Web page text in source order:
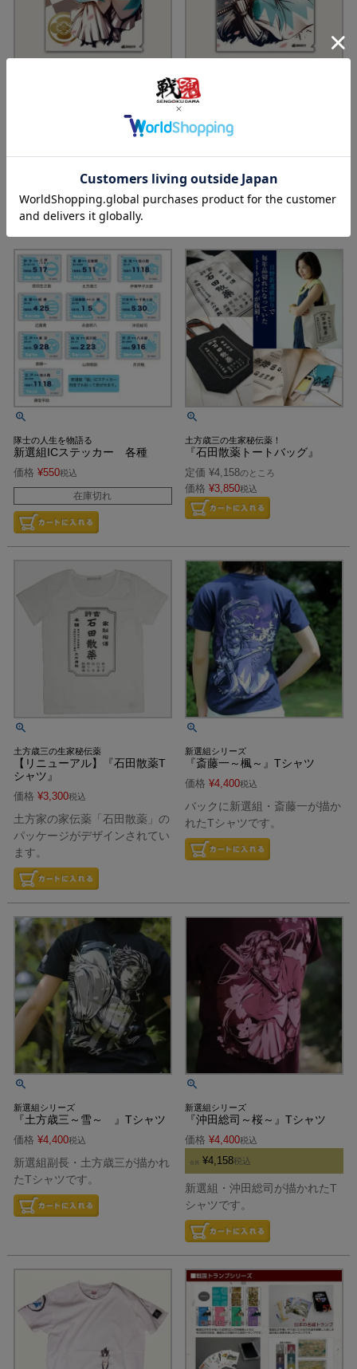
高透明
価格 ¥ 275税込
隊士の人生を物語る
新選組ICステッカー 各種
価格 ¥550税込
在庫切れ
土方歳三の生家秘伝薬！
『石田散薬トートバッグ』
定価 ¥4,158のところ
価格 ¥3,850税込
土方歳三の生家秘伝薬
【リニューアル】『石田散薬T
シャツ』
価格 ¥3,300税込
土方家の家伝薬「石田散薬」の
パッケージがデザインされてい
ます。
新選組シリーズ
『斎藤一～楓～』Tシャツ
価格 ¥4,400税込
バックに新選組・斎藤一が描か
れたTシャツです。
新選組シリーズ
『土方歳三～雪～ 』Tシャツ
価格 ¥4,400税込
新選組副長・土方歳三が描かれ
たTシャツです。
新選組シリーズ
『沖田総司～桜～』Tシャツ
価格 ¥4,400税込
¥4,158税込
新選組・沖田総司が描かれたT
シャツです。